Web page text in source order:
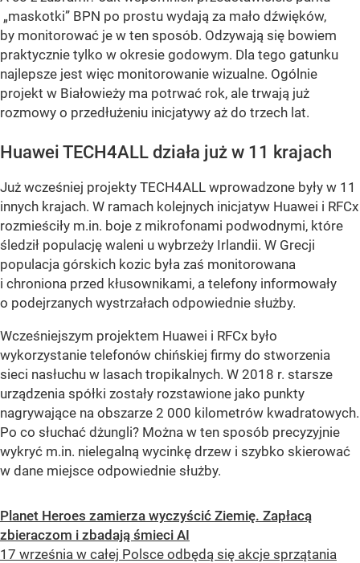
„maskotki” BPN po prostu wydają za mało dźwięków,
by monitorować je w ten sposób. Odzywają się bowiem
praktycznie tylko w okresie godowym. Dla tego gatunku
najlepsze jest więc monitorowanie wizualne. Ogólnie
projekt w Białowieży ma potrwać rok, ale trwają już
rozmowy o przedłużeniu inicjatywy aż do trzech lat.
Huawei TECH4ALL działa już w 11 krajach
Już wcześniej projekty TECH4ALL wprowadzone były w 11
innych krajach. W ramach kolejnych inicjatyw Huawei i RFCx
rozmieściły m.in. boje z mikrofonami podwodnymi, które
śledził populację waleni u wybrzeży Irlandii. W Grecji
populacja górskich kozic była zaś monitorowana
i chroniona przed kłusownikami, a telefony informowały
o podejrzanych wystrzałach odpowiednie służby.
Wcześniejszym projektem Huawei i RFCx było
wykorzystanie telefonów chińskiej firmy do stworzenia
sieci nasłuchu w lasach tropikalnych. W 2018 r. starsze
urządzenia spółki zostały rozstawione jako punkty
nagrywające na obszarze 2 000 kilometrów kwadratowych.
Po co słuchać dżungli? Można w ten sposób precyzyjnie
wykryć m.in. nielegalną wycinkę drzew i szybko skierować
w dane miejsce odpowiednie służby.
Planet Heroes zamierza wyczyścić Ziemię. Zapłacą
zbieraczom i zbadają śmieci AI
17 września w całej Polsce odbędą się akcje sprzątania